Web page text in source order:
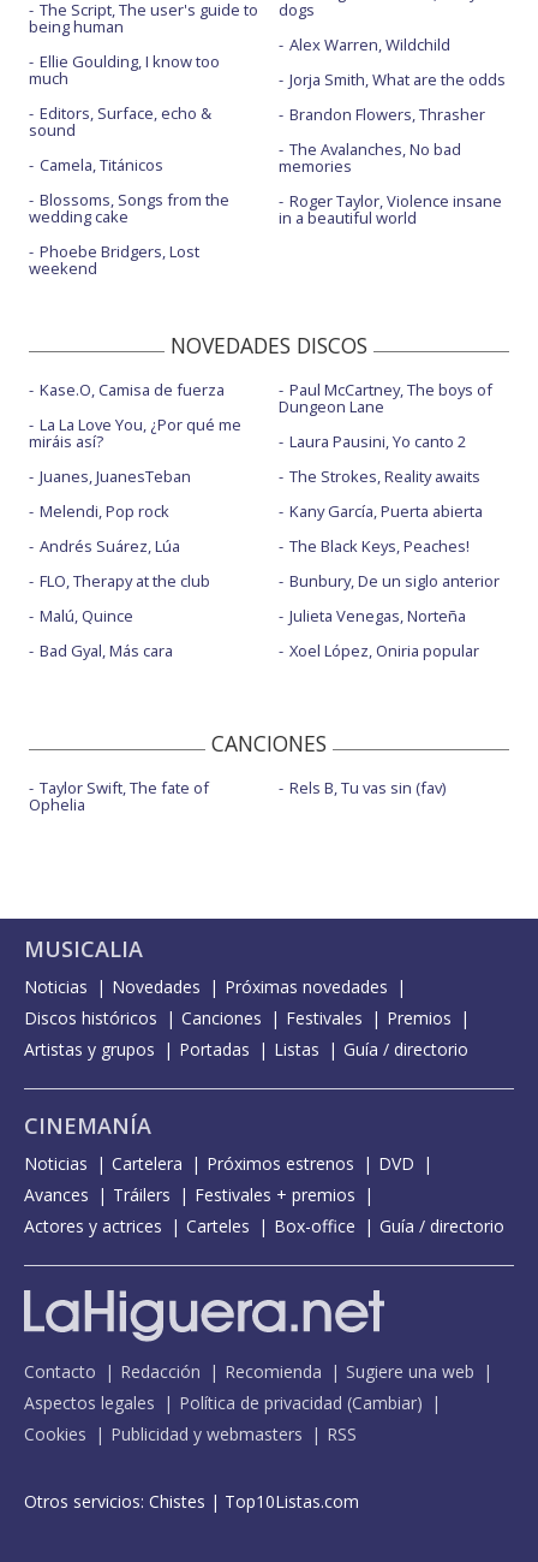
The Script, The user's guide to
being human
Ellie Goulding, I know too
much
Editors, Surface, echo &
sound
Camela, Titánicos
Blossoms, Songs from the
wedding cake
Phoebe Bridgers, Lost
weekend
dogs
Alex Warren, Wildchild
Jorja Smith, What are the odds
Brandon Flowers, Thrasher
The Avalanches, No bad
memories
Roger Taylor, Violence insane
in a beautiful world
NOVEDADES DISCOS
Kase.O, Camisa de fuerza
La La Love You, ¿Por qué me
miráis así?
Juanes, JuanesTeban
Melendi, Pop rock
Andrés Suárez, Lúa
FLO, Therapy at the club
Malú, Quince
Bad Gyal, Más cara
Paul McCartney, The boys of
Dungeon Lane
Laura Pausini, Yo canto 2
The Strokes, Reality awaits
Kany García, Puerta abierta
The Black Keys, Peaches!
Bunbury, De un siglo anterior
Julieta Venegas, Norteña
Xoel López, Oniria popular
CANCIONES
Taylor Swift, The fate of
Ophelia
Rels B, Tu vas sin (fav)
MUSICALIA
Noticias Novedades
Próximas novedades
Discos históricos
Canciones Festivales
Premios
Artistas y grupos
Portadas Listas Guía / directorio
CINEMANÍA
Noticias Cartelera Próximos estrenos
DVD
Avances
Tráilers
Festivales + premios
Actores y actrices
Carteles Box-office Guía / directorio
Contacto Redacción Recomienda
Sugiere una web
Aspectos legales
Política de privacidad (Cambiar)
Cookies
Publicidad y webmasters RSS
Otros servicios: Chistes | Top10Listas.com